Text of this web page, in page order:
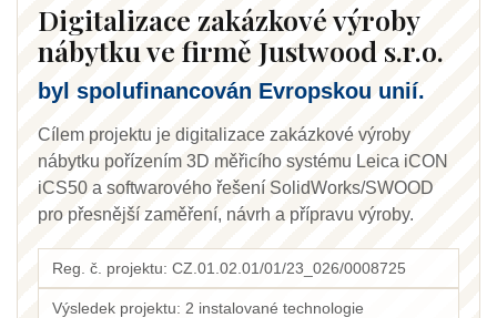
Digitalizace zakázkové výroby
nábytku ve firmě Justwood s.r.o.
byl spolufinancován Evropskou unií.
Cílem projektu je digitalizace zakázkové výroby
nábytku pořízením 3D měřicího systému Leica iCON
iCS50 a softwarového řešení SolidWorks/SWOOD
pro přesnější zaměření, návrh a přípravu výroby.
Reg. č. projektu: CZ.01.02.01/01/23_026/0008725
Výsledek projektu: 2 instalované technologie